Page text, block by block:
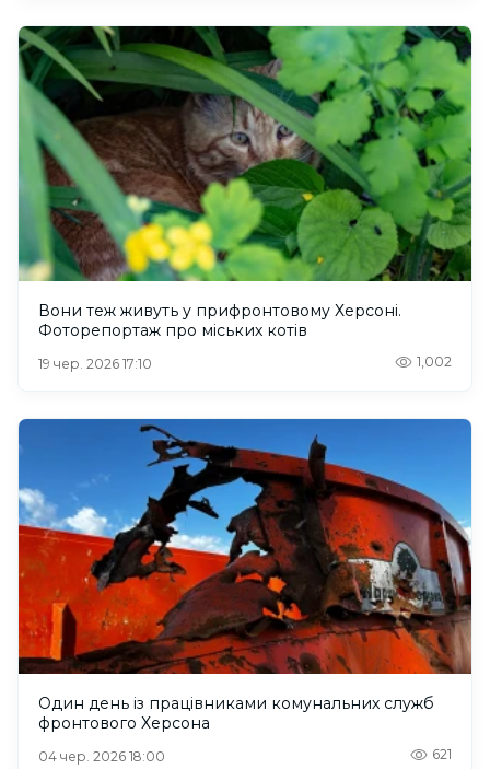
Вони теж живуть у прифронтовому Херсоні.
Фоторепортаж про міських котів
19 чер. 2026 17:10 1,002
Один день із працівниками комунальних служб
фронтового Херсона
04 чер. 2026 18:00 621